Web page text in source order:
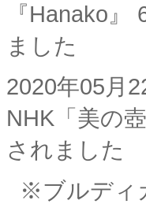
『Hanako
ました
2020年05月
NHK「美の
されました
※ブルディ